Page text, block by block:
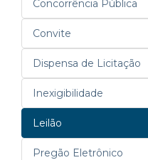
Concorrência Pública
Convite
Dispensa de Licitação
Inexigibilidade
Leilão
Pregão Eletrônico